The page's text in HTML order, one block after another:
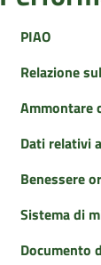
PIAO
Relazione
Ammontare
Dati relativi
Benessere
Sistema di
Documento